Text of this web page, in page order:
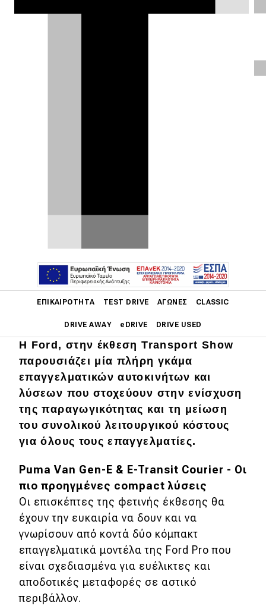
ΕΠΙΚΑΙΡΌΤΗΤΑ TEST DRIVE ΑΓΏΝΕΣ CLASSIC
DRIVE AWAY eDRIVE DRIVE USED
Main navigation
Επικαιρότητα
Νέα μοντέλα
Πρωτότυπα
Ελλάδα
Κόσμος
Τεχνολογία
Ασφάλεια
Αγορά
Απόψεις
Test Drive
Τεχνολογίας Μεταφορών και Logistics,
Η Ford, στην έκθεση Transport Show
παρουσιάζει μία πλήρη γκάμα
επαγγελματικών αυτοκινήτων και
λύσεων που στοχεύουν στην ενίσχυση
της παραγωγικότητας και τη μείωση
του συνολικού λειτουργικού κόστους
για όλους τους επαγγελματίες.
Puma Van Gen-E & E-Transit Courier - Οι
πιο προηγμένες compact λύσεις
Οι επισκέπτες της φετινής έκθεσης θα
έχουν την ευκαιρία να δουν και να
γνωρίσουν από κοντά δύο κόμπακτ
επαγγελματικά μοντέλα της Ford Pro που
είναι σχεδιασμένα για ευέλικτες και
αποδοτικές μεταφορές σε αστικό
περιβάλλον.